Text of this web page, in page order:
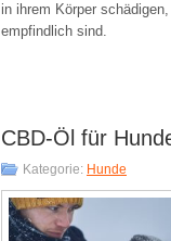
in ihrem Körper
empfindlich sind.
CBD-Öl für
Kategorie: Hunde